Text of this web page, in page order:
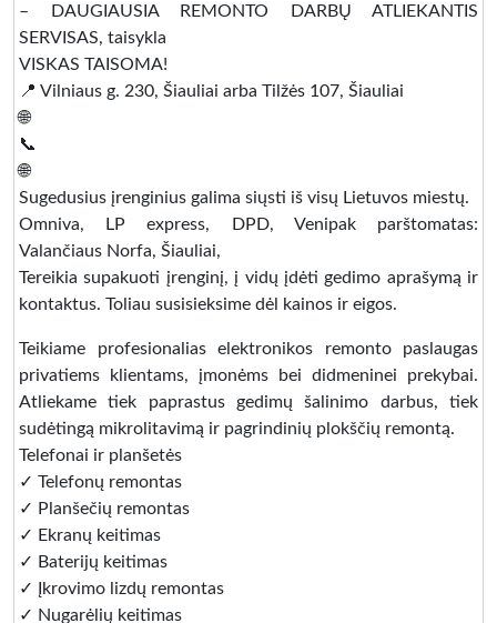
– DAUGIAUSIA REMONTO DARBŲ ATLIEKANTIS
SERVISAS, taisykla
VISKAS TAISOMA!
📍 Vilniaus g. 230, Šiauliai arba Tilžės 107, Šiauliai
🌐
📞
🌐
Sugedusius įrenginius galima siųsti iš visų Lietuvos miestų.
Omniva, LP express, DPD, Venipak parštomatas:
Valančiaus Norfa, Šiauliai,
Tereikia supakuoti įrenginį, į vidų įdėti gedimo aprašymą ir
kontaktus. Toliau susisieksime dėl kainos ir eigos.
Teikiame profesionalias elektronikos remonto paslaugas
privatiems klientams, įmonėms bei didmeninei prekybai.
Atliekame tiek paprastus gedimų šalinimo darbus, tiek
sudėtingą mikrolitavimą ir pagrindinių plokščių remontą.
Telefonai ir planšetės
✓ Telefonų remontas
✓ Planšečių remontas
✓ Ekranų keitimas
✓ Baterijų keitimas
✓ Įkrovimo lizdų remontas
✓ Nugarėlių keitimas